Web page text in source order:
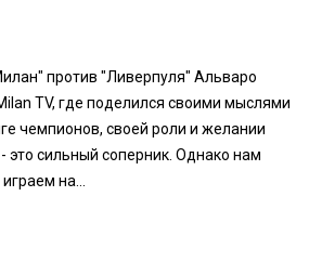
против "Ливерпуля" Альваро
TV, где поделился своими мыслями
чемпионов, своей роли и желании
это сильный соперник. Однако нам
на...